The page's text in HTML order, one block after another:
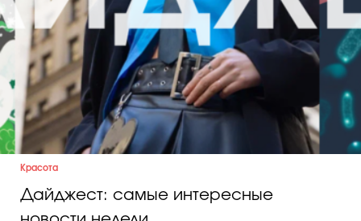
Красота
Дайджест: самые интересные